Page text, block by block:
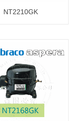
NT2210GK